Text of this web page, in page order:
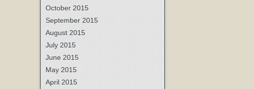
October 2015
September 2015
August 2015
July 2015
June 2015
May 2015
April 2015